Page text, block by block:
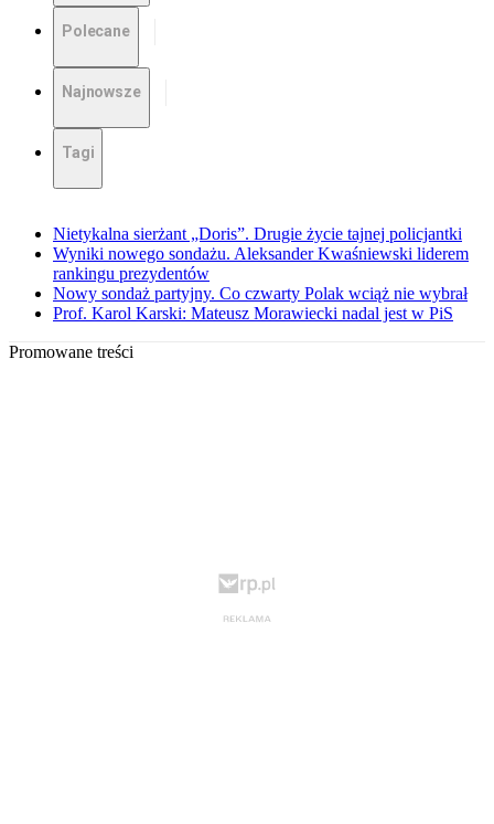
Polecane
Najnowsze
Tagi
Nietykalna sierżant „Doris”. Drugie życie tajnej policjantki
Wyniki nowego sondażu. Aleksander Kwaśniewski liderem
rankingu prezydentów
Nowy sondaż partyjny. Co czwarty Polak wciąż nie wybrał
Prof. Karol Karski: Mateusz Morawiecki nadal jest w PiS
Promowane treści